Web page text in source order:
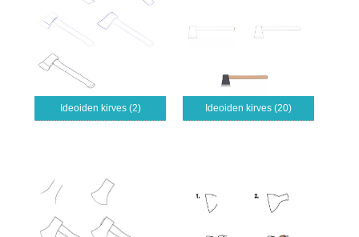
Ideoiden kirves (2) Ideoiden kirves (20)